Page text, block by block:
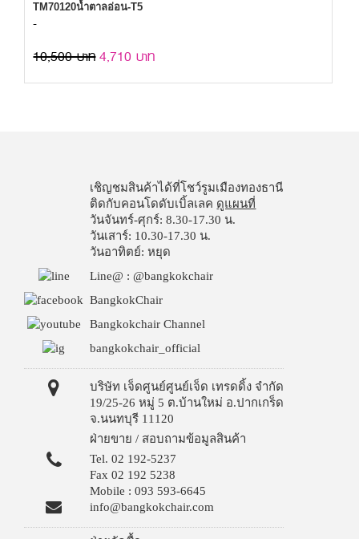
TM70120น้ำตาลอ่อน-T5
-
10,500 บาท4,710 บาท
เชิญชมสินค้าได้ที่โชว์รูมเมืองทองธานี
ติดกับคอนโดดับเบิ้ลเลค ดูแผนที่
วันจันทร์-ศุกร์: 8.30-17.30 น.
วันเสาร์: 10.30-17.30 น.
วันอาทิตย์: หยุด
Line@ : @bangkokchair
BangkokChair
Bangkokchair Channel
bangkokchair_official
บริษัท เจ็ดศูนย์ศูนย์เจ็ด เทรดดิ้ง จำกัด
19/25-26 หมู่ 5 ต.บ้านใหม่ อ.ปากเกร็ด
จ.นนทบุรี 11120
ฝ่ายขาย / สอบถามข้อมูลสินค้า
Tel. 02 192-5237
Fax 02 192 5238
Mobile : 093 593-6645
info@bangkokchair.com